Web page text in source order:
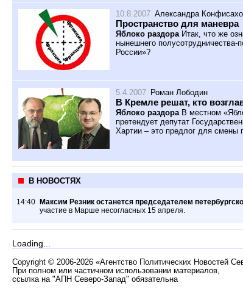
10.8.2007 Александра
Пространство для маневра
Яблоко раздора Итак, что же
нынешнего полусотрудничества-
России»?
5.4.2007 Роман Лободин
В Кремле решат, кто
Яблоко раздора В местном
претендует депутат
Хартии – это предлог для смены
В НОВОСТЯХ
14:40 Максим Резник останется председателем
участие в Марше несогласных 15 апреля.
Loading...
Copyright © 2006-2026 «Агентство Политических Новостей
При полном или частичном использовании материалов,
ссылка на "АПН Северо-Запад" обязательна